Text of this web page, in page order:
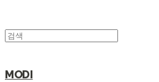
MODI